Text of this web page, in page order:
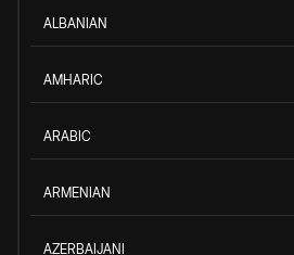
ALBANIAN
AMHARIC
ARABIC
ARMENIAN
AZERBAIJANI